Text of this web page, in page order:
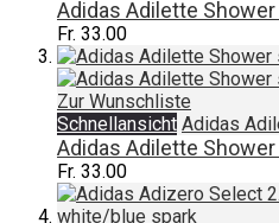
Adidas Adilette
Fr. 33.00
Zur Wunschliste
Schnellansicht Adidas
Adidas Adilette
Fr. 33.00